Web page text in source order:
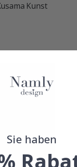
Kunst
Sie haben